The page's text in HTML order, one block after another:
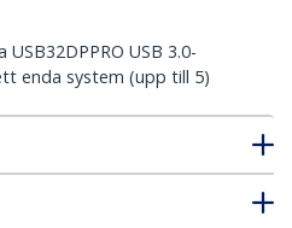
USB 3.0-
enda system (upp till 5)